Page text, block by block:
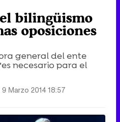
bilingüismo
oposiciones
general del ente
necesario para el
Marzo 2014 18:57